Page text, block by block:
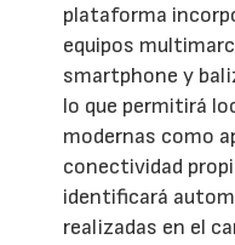
plataforma
equipos
smartphone y
lo que permitirá
modernas como
conectividad
identificará
realizadas en el